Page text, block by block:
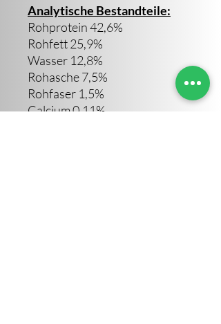
Analytische Bestandteile:
Rohprotein 42,6%
Rohfett 25,9%
Wasser 12,8%
Rohasche 7,5%
Rohfaser 1,5%
Calcium 0,11%